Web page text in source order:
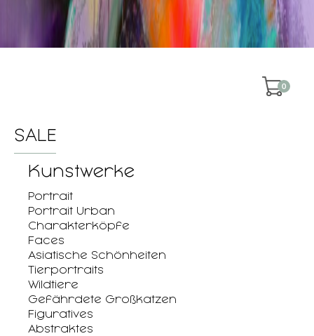
0
SALE
Kunstwerke
Portrait
Portrait Urban
Charakterköpfe
Faces
Asiatische Schönheiten
Tierportraits
Wildtiere
Gefährdete Großkatzen
Figuratives
Abstraktes